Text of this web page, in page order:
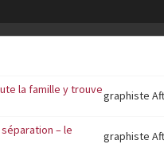
la famille y trouvegraphiste
– le
graphiste